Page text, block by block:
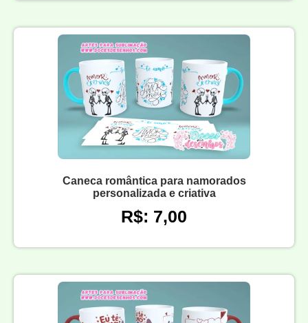
Caneca romântica para namorados
personalizada e criativa
R$: 7,00